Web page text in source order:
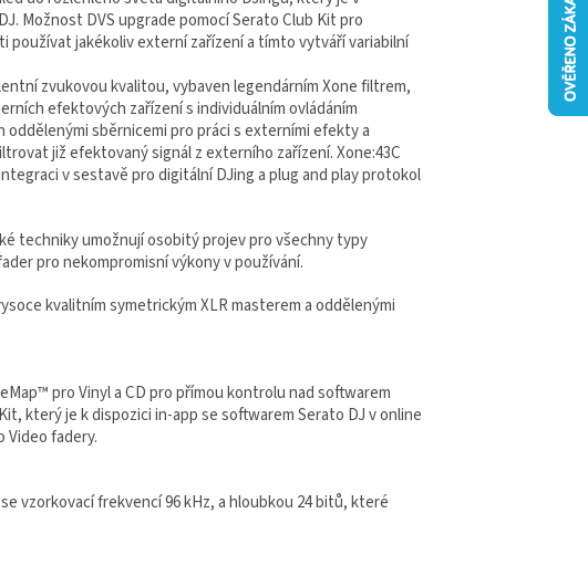
Možnost DVS upgrade pomocí Serato Club Kit pro
jakékoliv externí zařízení a tímto vytváří variabilní
zvukovou kvalitou, vybaven legendárním Xone filtrem,
efektových zařízení s individuálním ovládáním
sběrnicemi pro práci s externími efekty a
již efektovaný signál z externího zařízení. Xone:43C
v sestavě pro digitální DJing a plug and play protokol
techniky umožnují osobitý projev pro všechny typy
pro nekompromisní výkony v používání.
kvalitním symetrickým XLR masterem a oddělenými
pro Vinyl a CD pro přímou kontrolu nad softwarem
který je k dispozici in-app se softwarem Serato DJ v online
Video fadery.
vzorkovací frekvencí 96 kHz, a hloubkou 24 bitů, které